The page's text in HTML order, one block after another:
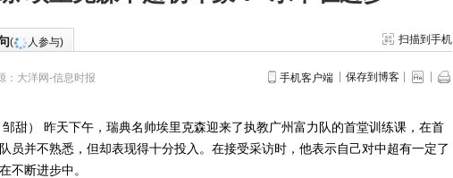
( 人参与) 扫描到手机
： 大洋网-信息时报 手机客户端 保存到博客
） 昨天下午，瑞典名帅埃里克森迎来了执教广州富力队的首堂训练课，在首
员并不熟悉，但却表现得十分投入。在接受采访时，他表示自己对中超有一定了
不断进步中。